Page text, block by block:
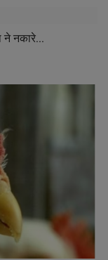
ने नकारे...